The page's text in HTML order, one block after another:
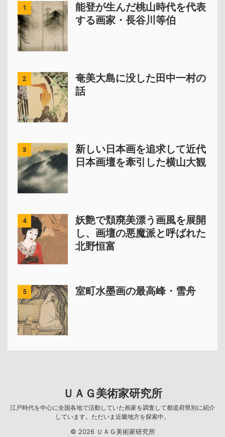
1
能登が生んだ桃山時代を代表
する画家・長谷川等伯
2
奄美大島に没した田中一村の
話
3
新しい日本画を追求して近代
日本画壇を牽引した横山大観
4
妖艶で頽廃美漂う画風を展開
し、画壇の悪魔派と呼ばれた
北野恒富
5 室町水墨画の最高峰・雪舟
ＵＡＧ美術家研究所
江戸時代を中心に全国各地で活動していた画家を調査して都道府県別に紹介
しています。ただいま近畿地方を探索中。
© 2026 ＵＡＧ美術家研究所